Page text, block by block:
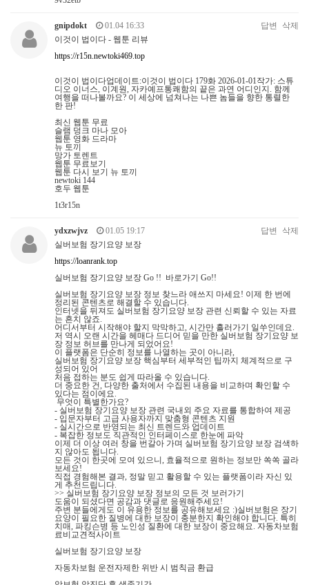
gnipdokt 01.04 16:33 답변
삭제
이것이 법이다 - 웹툰 리뷰
https://r15n.newtoki469.top
이것이 법이다업데이트:이것이 법이다 179화 2026-01-01작가: 스튜
디오 이너스, 이계원, 자카예프통쾌함의 끝은 과연 어디인지. 함께
여행을 떠나볼까요? 이 세상에 넘쳐나는 나쁜 놈들을 향한 통렬한
한 판!
최신 웹툰 무료
슬램 덩크 마나 모아
웹툰 영화 드라마
뉴 토끼
망가 토렌트
웹툰 무료보기
웹툰 다시 보기 뉴 토끼
newtoki 144
호두 웹툰
1t3r15n
ydxzwjvz 01.05 19:17 답변
삭제
실버보험 장기요양 보장
https://loanrank.top
실버보험 장기요양 보장 Go !! 바로가기 Go!!
실버보험 장기요양 보장 정보 찾느라 애쓰지 마세요! 이제 한 번에
정리된 콘텐츠로 해결할 수 있습니다.
인터넷을 뒤져도 실버보험 장기요양 보장 관련 신뢰할 수 있는 자료
는 흔치 않죠.
어디서부터 시작해야 할지 막막하고, 시간만 흘러가기 일쑤인데요.
저 역시 오랜 시간을 헤매다 드디어 믿을 만한 실버보험 장기요양 보
장 정보 허브를 만나게 되었어요!
이 플랫폼은 단순히 정보를 나열하는 곳이 아니라,
실버보험 장기요양 보장 핵심부터 세부적인 팁까지 체계적으로 구
성되어 있어
처음 접하는 분도 쉽게 따라올 수 있습니다.
더 중요한 건, 다양한 출처에서 수집된 내용을 비교하며 확인할 수
있다는 점이에요.
무엇이 특별한가요?
- 실버보험 장기요양 보장 관련 국내외 주요 자료를 통합하여 제공
- 입문자부터 고급 사용자까지 맞춤형 콘텐츠 지원
- 실시간으로 반영되는 최신 트렌드와 업데이트
- 복잡한 정보도 직관적인 인터페이스로 한눈에 파악
이제 더 이상 여러 창을 번갈아 가며 실버보험 장기요양 보장 검색하
지 않아도 됩니다.
모든 것이 한곳에 모여 있으니, 효율적으로 원하는 정보만 쏙쏙 골라
보세요!
직접 경험해본 결과, 정말 믿고 활용할 수 있는 플랫폼이라 자신 있
게 추천드립니다.
>> 실버보험 장기요양 보장 정보의 모든 것 보러가기
도움이 되셨다면 공감과 댓글로 응원해주세요!
주변 분들에게도 이 유용한 정보를 공유해보세요 :)실버보험은 장기
요양이 필요한 질병에 대한 보장이 충분한지 확인해야 합니다. 특히
치매, 파킹슨병 등 노인성 질환에 대한 보장이 중요해요. 자동차보험
료비교견적사이트
실버보험 장기요양 보장
자동차보험 운전자제한 위반 시 범칙금 환급